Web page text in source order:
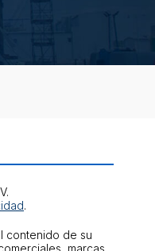
.
contenido de su
marcas